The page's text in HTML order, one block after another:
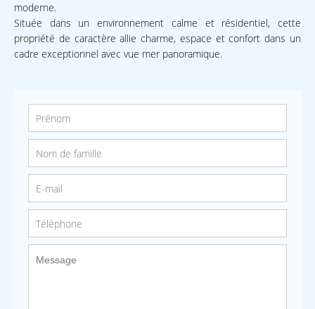
moderne.
Située dans un environnement calme et résidentiel, cette
propriété de caractère allie charme, espace et confort dans un
cadre exceptionnel avec vue mer panoramique.